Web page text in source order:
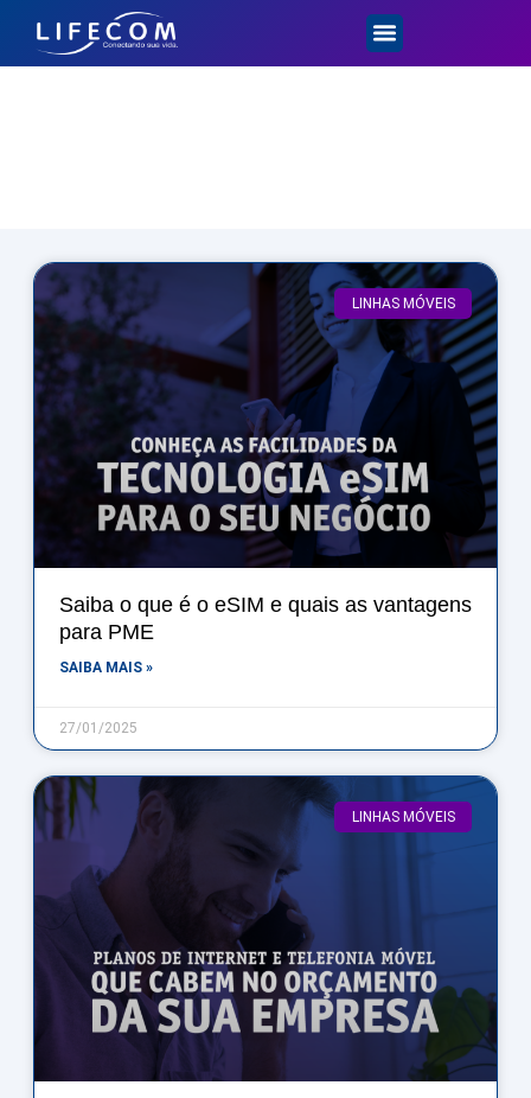
LINHAS MÓVEIS
Saiba o que é o eSIM e quais as vantagens
para PME
SAIBA MAIS »
27/01/2025
LINHAS MÓVEIS